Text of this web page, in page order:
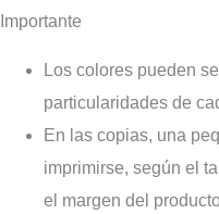
Importante
Los colores pueden
particularidades de
En las copias, una
imprimirse, según el
el margen del